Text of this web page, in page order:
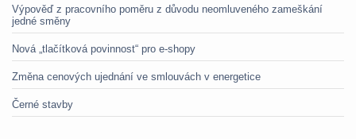
Výpověď z pracovního poměru z důvodu neomluveného zameškání
jedné směny
Nová „tlačítková povinnost“ pro e-shopy
Změna cenových ujednání ve smlouvách v energetice
Černé stavby